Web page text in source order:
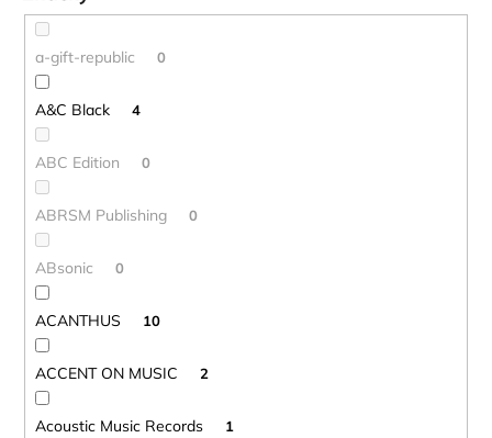
o
a-gift-republic 0
A&C Black 4
ABC Edition 0
ABRSM Publishing 0
ABsonic 0
ACANTHUS 10
ACCENT ON MUSIC 2
Acoustic Music Records 1